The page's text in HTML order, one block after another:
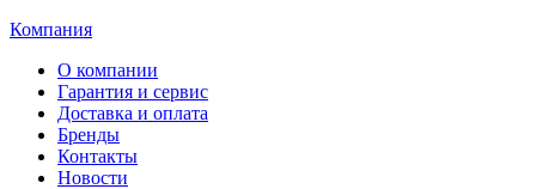
Компания
О компании
Гарантия и сервис
Доставка и оплата
Бренды
Контакты
Новости